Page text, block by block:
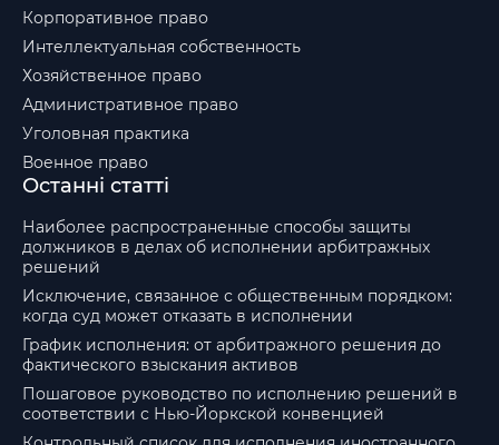
Корпоративное право
Интеллектуальная собственность
Хозяйственное право
Административное право
Уголовная практика
Военное право
Останні статті
Наиболее распространенные способы защиты
должников в делах об исполнении арбитражных
решений
Исключение, связанное с общественным порядком:
когда суд может отказать в исполнении
График исполнения: от арбитражного решения до
фактического взыскания активов
Пошаговое руководство по исполнению решений в
соответствии с Нью-Йоркской конвенцией